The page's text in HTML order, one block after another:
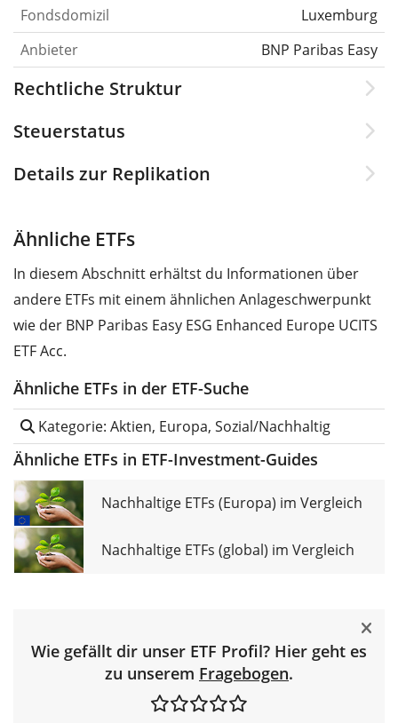
Fondsdomizil
Luxemburg
Anbieter
BNP Paribas Easy
Rechtliche Struktur
Steuerstatus
Details zur Replikation
Ähnliche ETFs
In diesem Abschnitt erhältst du Informationen über
andere ETFs mit einem ähnlichen Anlageschwerpunkt
wie der BNP Paribas Easy ESG Enhanced Europe UCITS
ETF Acc.
Ähnliche ETFs in der ETF-Suche
Kategorie: Aktien, Europa, Sozial/Nachhaltig
Ähnliche ETFs in ETF-Investment-Guides
Nachhaltige ETFs (Europa) im Vergleich
Nachhaltige ETFs (global) im Vergleich
Wie gefällt dir unser ETF Profil? Hier geht es
zu unserem Fragebogen.